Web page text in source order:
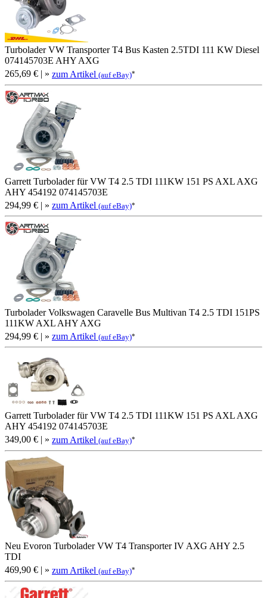
Turbolader VW Transporter T4 Bus Kasten 2.5TDI 111 KW Diesel
074145703E AHY AXG
265,69 € | » zum Artikel (auf eBay)*
Garrett Turbolader für VW T4 2.5 TDI 111KW 151 PS AXL AXG
AHY 454192 074145703E
294,99 € | » zum Artikel (auf eBay)*
Turbolader Volkswagen Caravelle Bus Multivan T4 2.5 TDI 151PS
111KW AXL AHY AXG
294,99 € | » zum Artikel (auf eBay)*
Garrett Turbolader für VW T4 2.5 TDI 111KW 151 PS AXL AXG
AHY 454192 074145703E
349,00 € | » zum Artikel (auf eBay)*
Neu Evoron Turbolader VW T4 Transporter IV AXG AHY 2.5
TDI
469,90 € | » zum Artikel (auf eBay)*